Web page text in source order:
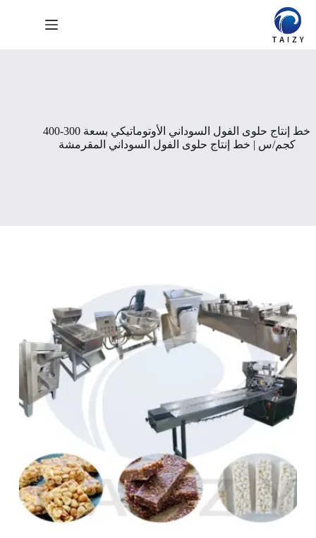
التجاوز
المحتوى
خط إنتاج حلوى الفول السوداني الأوتوماتيكي بسعة 300-400
كجم/س | خط إنتاج حلوى الفول السوداني المقرمشة